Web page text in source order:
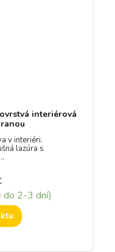
interiérová
v interiéri.
lazúra s
do 2-3 dní)